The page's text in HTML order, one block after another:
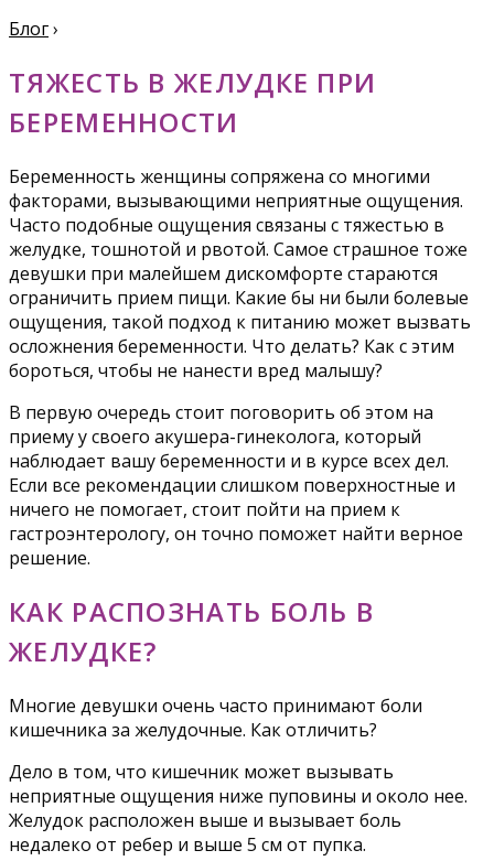
Блог›
ТЯЖЕСТЬ В ЖЕЛУДКЕ ПРИ
БЕРЕМЕННОСТИ
Беременность женщины сопряжена со многими
факторами, вызывающими неприятные ощущения.
Часто подобные ощущения связаны с тяжестью в
желудке, тошнотой и рвотой. Самое страшное тоже
девушки при малейшем дискомфорте стараются
ограничить прием пищи. Какие бы ни были болевые
ощущения, такой подход к питанию может вызвать
осложнения беременности. Что делать? Как с этим
бороться, чтобы не нанести вред малышу?
В первую очередь стоит поговорить об этом на
приему у своего акушера-гинеколога, который
наблюдает вашу беременности и в курсе всех дел.
Если все рекомендации слишком поверхностные и
ничего не помогает, стоит пойти на прием к
гастроэнтерологу, он точно поможет найти верное
решение.
КАК РАСПОЗНАТЬ БОЛЬ В
ЖЕЛУДКЕ?
Многие девушки очень часто принимают боли
кишечника за желудочные. Как отличить?
Дело в том, что кишечник может вызывать
неприятные ощущения ниже пуповины и около нее.
Желудок расположен выше и вызывает боль
недалеко от ребер и выше 5 см от пупка.